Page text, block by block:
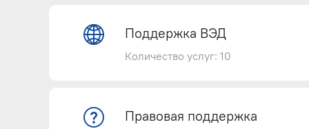
Услуги по экспертизе
Поддержка ВЭД
Количество услуг: 10
Правовая поддержка